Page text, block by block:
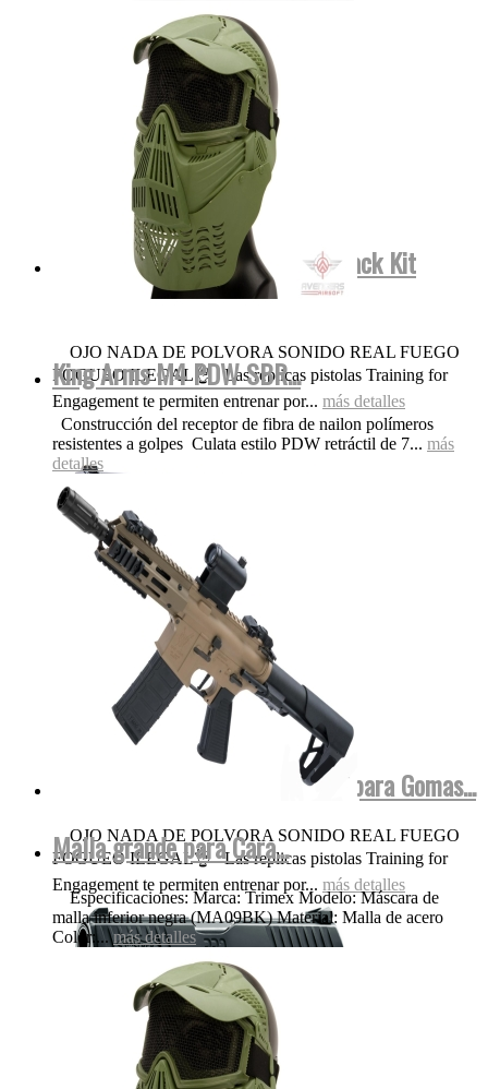
Smith&Wesson FulMetal Blowback Kit
Dispara Gomas...
OJO NADA DE POLVORA SONIDO REAL FUEGO
FOGUEO ILEGAL👌 Las replicas pistolas Training for
Engagement te permiten entrenar por... más detalles
Walther FulMetal Blowback Dispara Gomas...
OJO NADA DE POLVORA SONIDO REAL FUEGO
FOGUEO ILEGAL👌 Las replicas pistolas Training for
Engagement te permiten entrenar por... más detalles
King Arms M4 PDW SBR...
Construcción del receptor de fibra de nailon polímeros
resistentes a golpes Culata estilo PDW retráctil de 7... más
detalles
Malla grande para Cara...
Especificaciones: Marca: Trimex Modelo: Máscara de
malla inferior negra (MA09BK) Material: Malla de acero
Color:...más detalles